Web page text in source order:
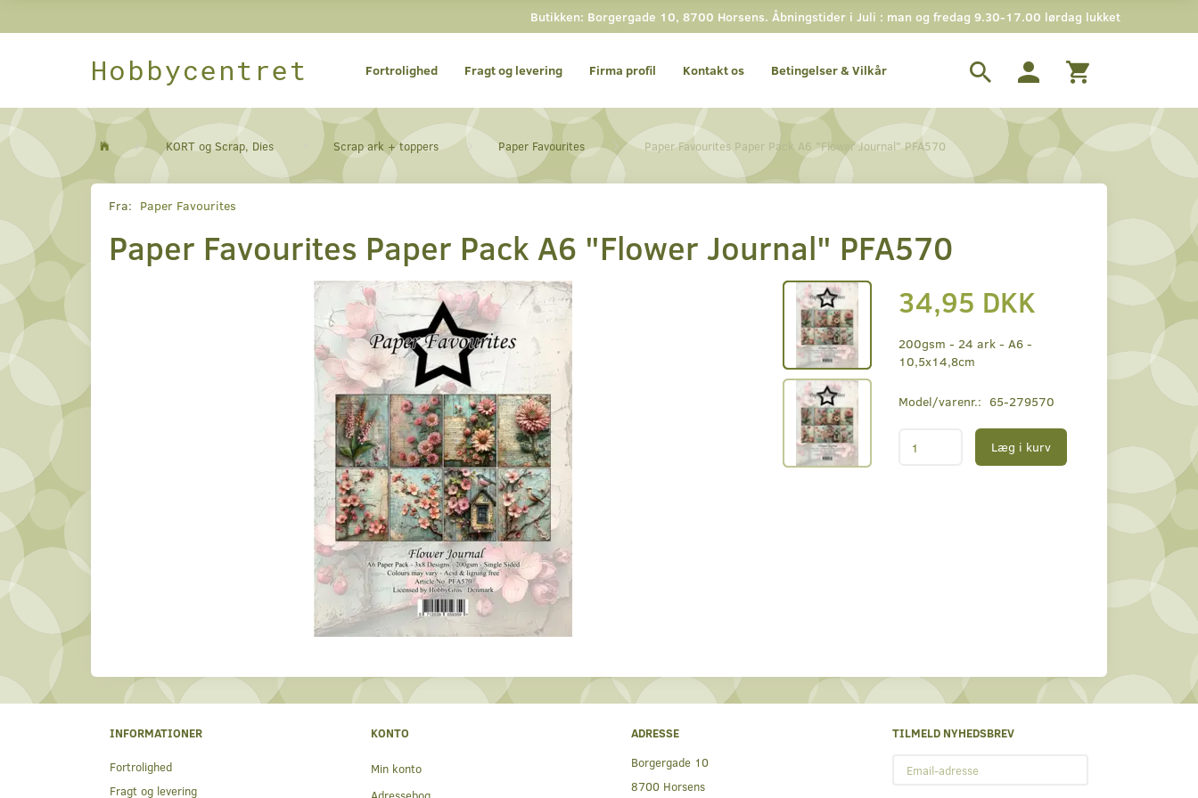
Butikken: Borgergade 10, 8700 Horsens. Åbningstider i Juli : man og fredag 9.30-17.00 lørdag lukket
Hobbycentret Fortrolighed Fragt og levering Firma profil Kontakt os Betingelser & Vilkår
KORT og Scrap, Dies Scrap ark + toppers Paper Favourites Paper Favourites Paper Pack A6 "Flower Journal" PFA570
Fra: Paper Favourites
Paper Favourites Paper Pack A6 "Flower Journal" PFA570
34,95 DKK
200gsm - 24 ark - A6 -
10,5x14,8cm
Model/varenr.: 65-279570
Læg i kurv
INFORMATIONER
Fortrolighed
Fragt og levering
KONTO
Min konto
Adressebog
ADRESSE
Borgergade 10
8700 Horsens
TILMELD NYHEDSBREV
adresse